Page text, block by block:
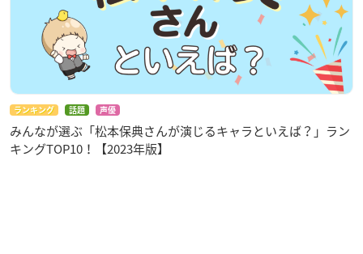
ランキング 話題 声優
みんなが選ぶ「松本保典さんが演じるキャラといえば？」ラン
キングTOP10！【2023年版】